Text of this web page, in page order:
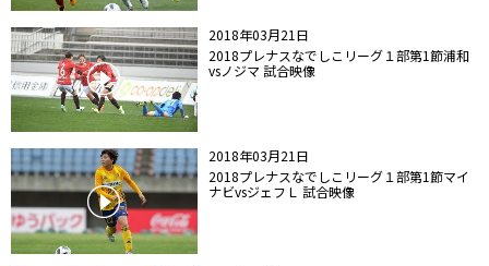
2018年03月21日
2018プレナスなでしこリーグ１部第1節浦和
vsノジマ 試合映像
2018年03月21日
2018プレナスなでしこリーグ１部第1節マイ
ナビvsジェフＬ 試合映像